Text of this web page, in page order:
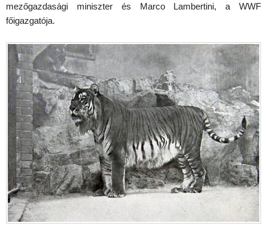
mezőgazdasági miniszter és Marco Lambertini, a WWF
főigazgatója.